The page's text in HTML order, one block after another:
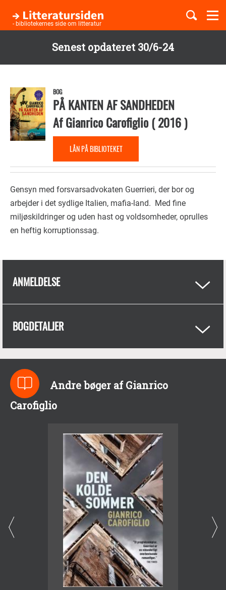
Senest opdateret 30/6-24
hovedindhold
- bibliotekernes side om litteratur
Børnebøger
Temaer
BOG
PÅ KANTEN AF SANDHEDEN
AfGianrico Carofiglio(2016)
LÅN PÅ BIBLIOTEKET
Gensyn med forsvarsadvokaten Guerrieri, der bor og
arbejder i det sydlige Italien, mafia-land. Med fine
miljøskildringer og uden hast og voldsomheder, oprulles
en heftig korruptionssag.
ANMELDELSE
BOGDETALJER
Andre bøger af Gianrico
Carofiglio